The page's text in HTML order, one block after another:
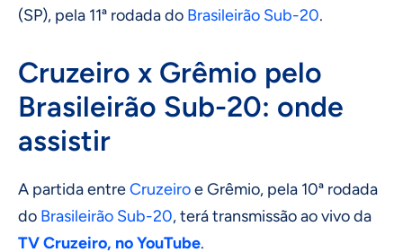
(SP), pela 11ª rodada do Brasileirão Sub-20.
Cruzeiro x Grêmio pelo
Brasileirão Sub-20: onde
assistir
A partida entreCruzeiroe Grêmio, pela 10ª rodada
do Brasileirão Sub-20, terá transmissão ao vivo da
TV Cruzeiro, no YouTube.